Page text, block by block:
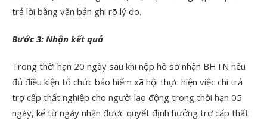
trả lời bằng văn bản ghi rõ lý do.
Bước 3: Nhận kết quả
Trong thời hạn 20 ngày sau khi nộp hồ sơ nhận BHTN nếu
đủ điều kiện tổ chức bảo hiểm xã hội thực hiện việc chi trả
trợ cấp thất nghiệp cho người lao động trong thời hạn 05
ngày, kể từ ngày nhận được quyết định hưởng trợ cấp thất